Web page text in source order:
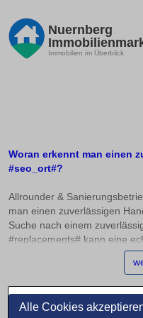
Alle Cookies
Nuernberg
Immobilien im Überblick
Woran erkennt man einen
#seo_ort#?
Allrounder &
man einen zuverlässigen
Suche nach einem
#replacements# kann eine
insbesondere im Bereich
Wenn man Qualität,
erfahren Sie, worauf Sie
Innungsmitgliedschaft und